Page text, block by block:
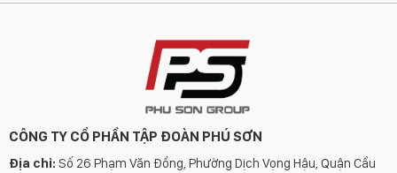
CÔNG TY CỔ PHẦN TẬP ĐOÀN PHÚ SƠN
Địa chỉ: Số 26 Phạm Văn Đồng, Phường Dịch Vọng Hậu, Quận Cầu